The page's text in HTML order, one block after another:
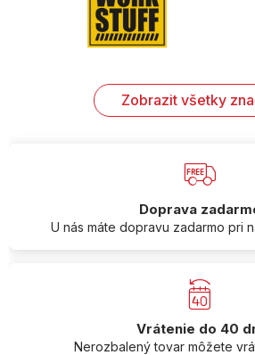
Zobrazit všetky
Doprava
U nás máte dopravu zadarmo pri
Vrátenie do 40
Nerozbalený tovar môžete